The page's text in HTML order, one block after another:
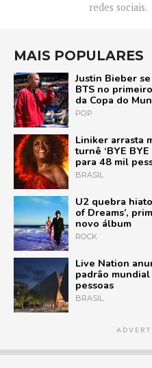
redes sociais.
MAIS POPULARES
Justin Bieber
BTS no
da Copa do
POP
Liniker arrasta
turnê ‘BYE
para 48 mil
BRASIL
U2 quebra
of Dreams’,
novo álbum
ROCK
Live Nation
padrão
pessoas
BRASIL